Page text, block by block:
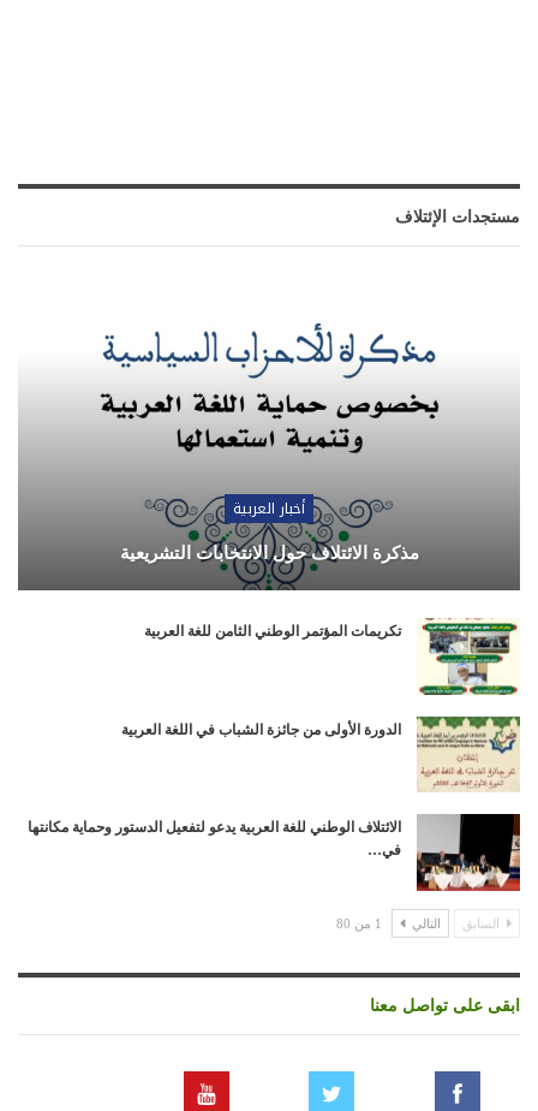
مستجدات الإئتلاف
أخبار العربية
مذكرة الائتلاف حول الانتخابات التشريعية
تكريمات المؤتمر الوطني الثامن للغة العربية
الدورة الأولى من جائزة الشباب في اللغة العربية
الائتلاف الوطني للغة العربية يدعو لتفعيل الدستور وحماية مكانتها
في…
السابق التالي 1 من 80
ابقى على تواصل معنا